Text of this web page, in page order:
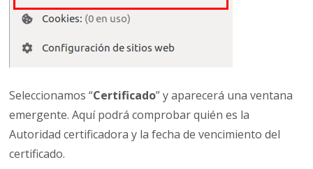
Seleccionamos “Certificado” y aparecerá una ventana
emergente. Aquí podrá comprobar quién es la
Autoridad certificadora y la fecha de vencimiento del
certificado.